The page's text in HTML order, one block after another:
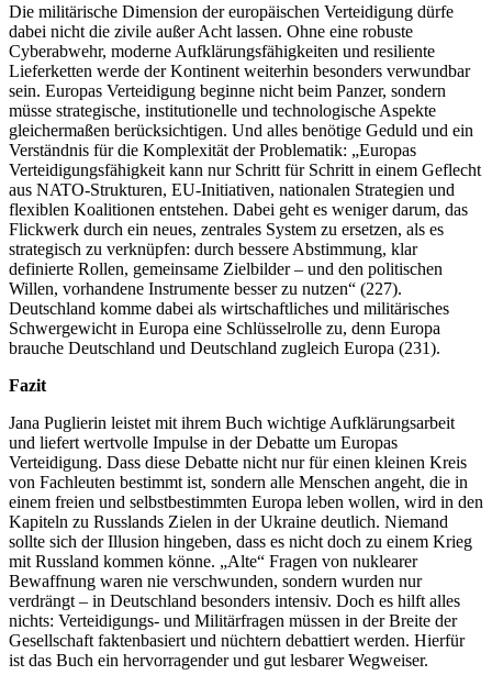
Die militärische Dimension der europäischen Verteidigung dürfe
dabei nicht die zivile außer Acht lassen. Ohne eine robuste
Cyberabwehr, moderne Aufklärungsfähigkeiten und resiliente
Lieferketten werde der Kontinent weiterhin besonders verwundbar
sein. Europas Verteidigung beginne nicht beim Panzer, sondern
müsse strategische, institutionelle und technologische Aspekte
gleichermaßen berücksichtigen. Und alles benötige Geduld und ein
Verständnis für die Komplexität der Problematik: „Europas
Verteidigungsfähigkeit kann nur Schritt für Schritt in einem Geflecht
aus NATO-Strukturen, EU-Initiativen, nationalen Strategien und
flexiblen Koalitionen entstehen. Dabei geht es weniger darum, das
Flickwerk durch ein neues, zentrales System zu ersetzen, als es
strategisch zu verknüpfen: durch bessere Abstimmung, klar
definierte Rollen, gemeinsame Zielbilder – und den politischen
Willen, vorhandene Instrumente besser zu nutzen“ (227).
Deutschland komme dabei als wirtschaftliches und militärisches
Schwergewicht in Europa eine Schlüsselrolle zu, denn Europa
brauche Deutschland und Deutschland zugleich Europa (231).
Fazit
Jana Puglierin leistet mit ihrem Buch wichtige Aufklärungsarbeit
und liefert wertvolle Impulse in der Debatte um Europas
Verteidigung. Dass diese Debatte nicht nur für einen kleinen Kreis
von Fachleuten bestimmt ist, sondern alle Menschen angeht, die in
einem freien und selbstbestimmten Europa leben wollen, wird in den
Kapiteln zu Russlands Zielen in der Ukraine deutlich. Niemand
sollte sich der Illusion hingeben, dass es nicht doch zu einem Krieg
mit Russland kommen könne. „Alte“ Fragen von nuklearer
Bewaffnung waren nie verschwunden, sondern wurden nur
verdrängt – in Deutschland besonders intensiv. Doch es hilft alles
nichts: Verteidigungs- und Militärfragen müssen in der Breite der
Gesellschaft faktenbasiert und nüchtern debattiert werden. Hierfür
ist das Buch ein hervorragender und gut lesbarer Wegweiser.